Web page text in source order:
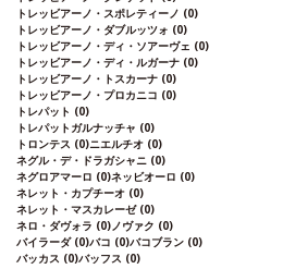
トレッビアーノ・スポレティーノ (0)
トレッビアーノ・ダブルッツォ (0)
トレッビアーノ・ディ・ソアーヴェ (0)
トレッビアーノ・ディ・ルガーナ (0)
トレッビアーノ・トスカーナ (0)
トレッビアーノ・プロカニコ (0)
トレパット (0)
トレパットガルナッチャ (0)
トロンテス (0)ニエルチオ (0)
ネグル・デ・ドラガシャニ (0)
ネグロアマーロ (0)ネッビオーロ (0)
ネレット・カプチーオ (0)
ネレット・マスカレーゼ (0)
ネロ・ダヴォラ (0)ノヴァク (0)
バイラーダ (0)バコ (0)バコブラン (0)
バッカス (0)バッフス (0)